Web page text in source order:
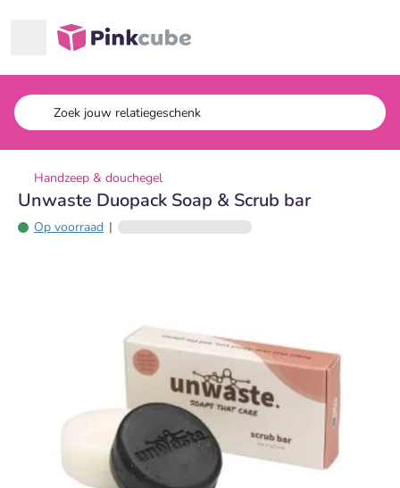
Pinkcube
Handzeep & douchegel
Unwaste Duopack Soap & Scrub bar
Op voorraad |